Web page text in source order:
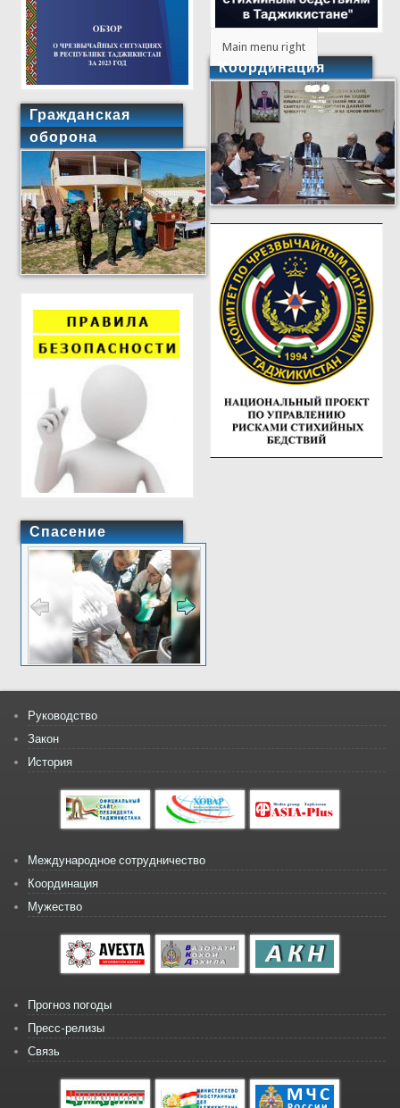
Гражданская
оборона
Спасение
Main menu right
Координация
Руководство
Закон
История
Международное сотрудничество
Координация
Мужество
Прогноз погоды
Пресс-релизы
Связь